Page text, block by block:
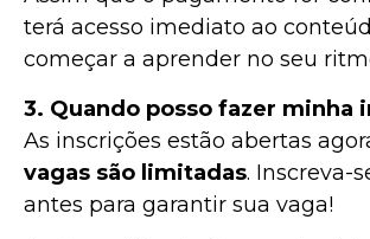
terá acesso imediato ao
começar a aprender no seu
3. Quando posso fazer minha
As inscrições estão abertas
vagas são limitadas. Inscreva-
antes para garantir sua vaga!